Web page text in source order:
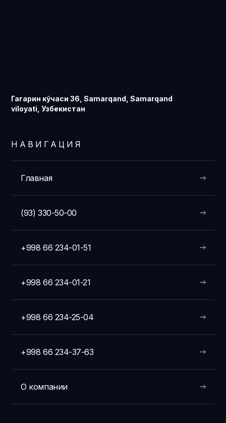
НАВИГАЦИЯ
Главная
(93) 330-50-00
+998 66 234-01-51
+998 66 234-01-21
+998 66 234-25-04
+998 66 234-37-63
О компании
Гагарин кўчаси 36, Samarqand, Samarqand
viloyati, Узбекистан